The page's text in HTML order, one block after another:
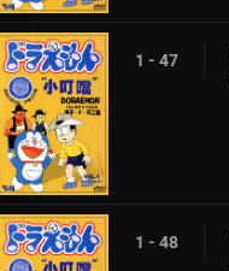
1 - 47
1 - 48